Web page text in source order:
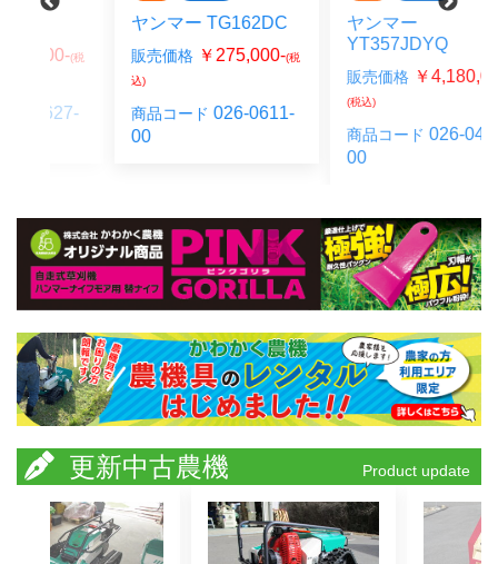
ヤンマー TG162DC
販売価格 ￥275,000-(税
商品コード026-0611-
ヤンマー
YT357JDYQ
販売価格 ￥4,180,000-
商品コード026-0422-
更新中古農機 Product update